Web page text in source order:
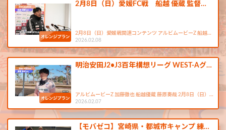
2月8日（日）愛媛FC戦 船越 優蔵 監督…
2月8日（日）愛媛戦関連コンテンツ アルビムービーZ 船越…
2026.02.08
明治安田J2•J3百年構想リーグ WEST-Aグ…
アルビムービーZ 加藤徹也 船越優蔵 藤原奏哉 2月8日（日）…
2026.02.07
【モバゼコ】宮崎県・都城市キャンプ 練…